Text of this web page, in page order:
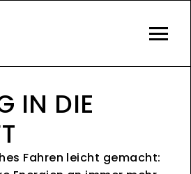
IN DIE
Fahren leicht gemacht: